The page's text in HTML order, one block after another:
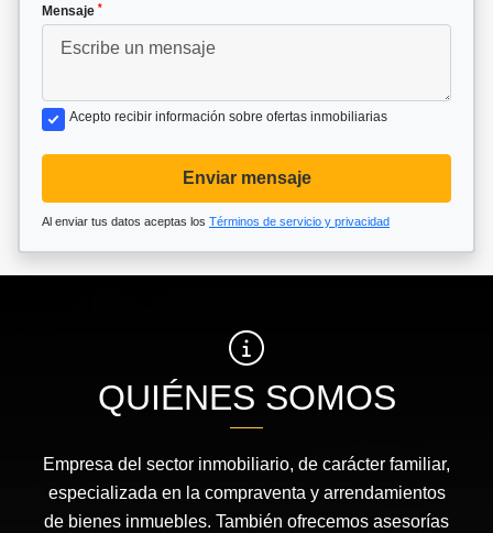
Mensaje *
Acepto recibir información sobre ofertas inmobiliarias
Enviar mensaje
Al enviar tus datos aceptas los Términos de servicio y privacidad
QUIÉNES SOMOS
Empresa del sector inmobiliario, de carácter familiar,
especializada en la compraventa y arrendamientos
de bienes inmuebles. También ofrecemos asesorías